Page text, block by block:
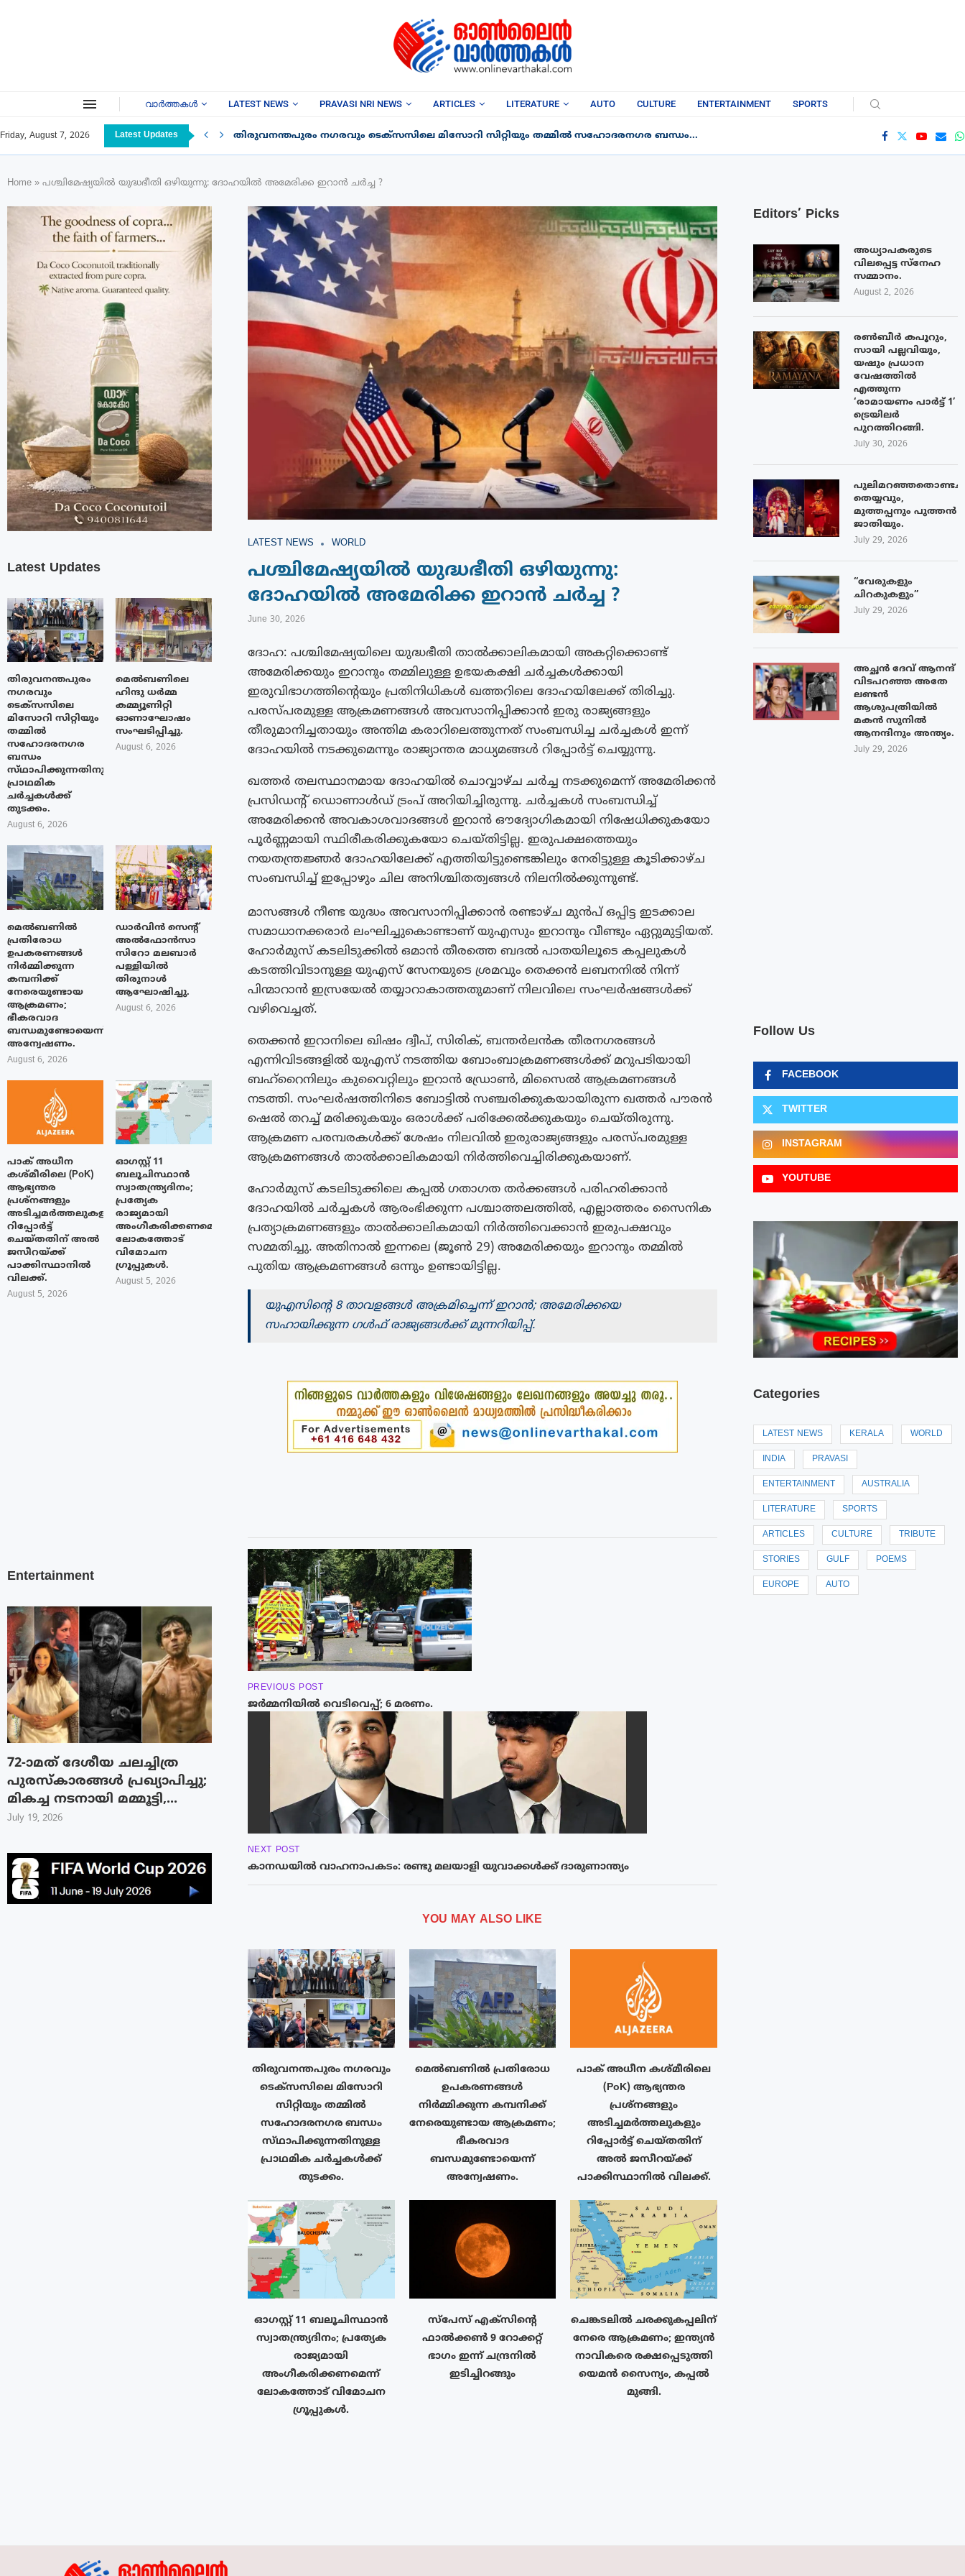
വാർത്തകൾ LATEST NEWS PRAVASI NRI NEWS ARTICLES LITERATURE AUTO CULTURE ENTERTAINMENT SPORTS
Friday, August 7, 2026 Latest Updates തിരുവനന്തപുരം നഗരവും ടെക്‌സസിലെ മിസോറി സിറ്റിയും തമ്മിൽ സഹോദരനഗര ബന്ധം...
Home » പശ്ചിമേഷ്യയിൽ യുദ്ധഭീതി ഒഴിയുന്നു: ദോഹയിൽ അമേരിക്ക ഇറാൻ ചർച്ച ?
LATEST NEWS WORLD
പശ്ചിമേഷ്യയിൽ യുദ്ധഭീതി ഒഴിയുന്നു:
ദോഹയിൽ അമേരിക്ക ഇറാൻ ചർച്ച ?
June 30, 2026
ദോഹ: പശ്ചിമേഷ്യയിലെ യുദ്ധഭീതി താൽക്കാലികമായി അകറ്റിക്കൊണ്ട്
അമേരിക്കയും ഇറാനും തമ്മിലുള്ള ഉഭയകക്ഷി ചർച്ചകൾക്കായി
ഇരുവിഭാഗത്തിന്റെയും പ്രതിനിധികൾ ഖത്തറിലെ ദോഹയിലേക്ക് തിരിച്ചു.
പരസ്‌പരമുള്ള ആക്രമണങ്ങൾ അവസാനിപ്പിക്കാൻ ഇരു രാജ്യങ്ങളും
തീരുമാനിച്ചതായും അന്തിമ കരാറിലെത്തുന്നത് സംബന്ധിച്ച ചർച്ചകൾ ഇന്ന്
ദോഹയിൽ നടക്കുമെന്നും രാജ്യാന്തര മാധ്യമങ്ങൾ റിപ്പോർട്ട് ചെയ്യുന്നു.
ഖത്തർ തലസ്ഥാനമായ ദോഹയിൽ ചൊവ്വാഴ്ച ചർച്ച നടക്കുമെന്ന് അമേരിക്കൻ
പ്രസിഡന്റ് ഡൊണാൾഡ് ട്രംപ് അറിയിച്ചിരുന്നു. ചർച്ചകൾ സംബന്ധിച്ച്
അമേരിക്കൻ അവകാശവാദങ്ങൾ ഇറാൻ ഔദ്യോഗികമായി നിഷേധിക്കുകയോ
പൂർണ്ണമായി സ്ഥിരീകരിക്കുകയോ ചെയ്തിട്ടില്ല. ഇരുപക്ഷത്തെയും
നയതന്ത്രജ്ഞർ ദോഹയിലേക്ക് എത്തിയിട്ടുണ്ടെങ്കിലും നേരിട്ടുള്ള കൂടിക്കാഴ്ച
സംബന്ധിച്ച് ഇപ്പോഴും ചില അനിശ്ചിതത്വങ്ങൾ നിലനിൽക്കുന്നുണ്ട്.
മാസങ്ങൾ നീണ്ട യുദ്ധം അവസാനിപ്പിക്കാൻ രണ്ടാഴ്‌ച മുൻപ് ഒപ്പിട്ട ഇടക്കാല
സമാധാനക്കരാർ ലംഘിച്ചുകൊണ്ടാണ് യുഎസും ഇറാനും വീണ്ടും ഏറ്റുമുട്ടിയത്.
ഹോർമുസ് കടലിടുക്കിൽ ഒമാൻ തീരത്തെ ബദൽ പാതയിലൂടെ കപ്പലുകൾ
കടത്തിവിടാനുള്ള യുഎസ് സേനയുടെ ശ്രമവും തെക്കൻ ലബനനിൽ നിന്ന്
പിന്മാറാൻ ഇസ്രയേൽ തയ്യാറാകാത്തതുമാണ് നിലവിലെ സംഘർഷങ്ങൾക്ക്
വഴിവെച്ചത്.
തെക്കൻ ഇറാനിലെ ഖിഷം ദ്വീപ്, സിരിക്, ബന്തർലൻക തീരനഗരങ്ങൾ
എന്നിവിടങ്ങളിൽ യുഎസ് നടത്തിയ ബോംബാക്രമണങ്ങൾക്ക് മറുപടിയായി
ബഹ്റൈനിലും കുവൈറ്റിലും ഇറാൻ ഡ്രോൺ, മിസൈൽ ആക്രമണങ്ങൾ
നടത്തി. സംഘർഷത്തിനിടെ ബോട്ടിൽ സഞ്ചരിക്കുകയായിരുന്ന ഖത്തർ പൗരൻ
ഷെൽ തറച്ച് മരിക്കുകയും ഒരാൾക്ക് പരിക്കേൽക്കുകയും ചെയ്‌തിരുന്നു.
ആക്രമണ പരമ്പരകൾക്ക് ശേഷം നിലവിൽ ഇരുരാജ്യങ്ങളും പരസ്പരമുള്ള
ആക്രമണങ്ങൾ താൽക്കാലികമായി നിർത്തിവെച്ചിരിക്കുകയാണ്.
ഹോർമുസ് കടലിടുക്കിലെ കപ്പൽ ഗതാഗത തർക്കങ്ങൾ പരിഹരിക്കാൻ
ദോഹയിൽ ചർച്ചകൾ ആരംഭിക്കുന്ന പശ്ചാത്തലത്തിൽ, എല്ലാത്തരം സൈനിക
പ്രത്യാക്രമണങ്ങളും താൽക്കാലികമായി നിർത്തിവെക്കാൻ ഇരുപക്ഷവും
സമ്മതിച്ചു. അതിനാൽ ഇന്നലെ (ജൂൺ 29) അമേരിക്കയും ഇറാനും തമ്മിൽ
പുതിയ ആക്രമണങ്ങൾ ഒന്നും ഉണ്ടായിട്ടില്ല.
യുഎസിന്റെ 8 താവളങ്ങൾ അക്രമിച്ചെന്ന് ഇറാൻ; അമേരിക്കയെ
സഹായിക്കുന്ന ഗൾഫ് രാജ്യങ്ങൾക്ക് മുന്നറിയിപ്പ്.
PREVIOUS POST
ജർമ്മനിയിൽ വെടിവെപ്പ്; 6 മരണം.
NEXT POST
കാനഡയിൽ വാഹനാപകടം: രണ്ടു മലയാളി യുവാക്കൾക്ക് ദാരുണാന്ത്യം
YOU MAY ALSO LIKE
തിരുവനന്തപുരം നഗരവും
ടെക്‌സസിലെ മിസോറി
സിറ്റിയും തമ്മിൽ
സഹോദരനഗര ബന്ധം
സ്‌ഥാപിക്കുന്നതിനുള്ള
പ്രാഥമിക ചർച്ചകൾക്ക്
തുടക്കം.
മെൽബണിൽ പ്രതിരോധ
ഉപകരണങ്ങൾ
നിർമ്മിക്കുന്ന കമ്പനിക്ക്
നേരെയുണ്ടായ ആക്രമണം;
ഭീകരവാദ
ബന്ധമുണ്ടോയെന്ന്
അന്വേഷണം.
പാക് അധീന കശ്മീരിലെ
(PoK) ആഭ്യന്തര
പ്രശ്നങ്ങളും
അടിച്ചമർത്തലുകളും
റിപ്പോർട്ട് ചെയ്തതിന്
അൽ ജസീറയ്‌ക്ക്
പാക്കിസ്ഥാനിൽ വിലക്ക്.
ഓഗസ്റ്റ് 11 ബലൂചിസ്ഥാൻ
സ്വാതന്ത്ര്യദിനം; പ്രത്യേക
രാജ്യമായി
അംഗീകരിക്കണമെന്ന്
ലോകത്തോട് വിമോചന
ഗ്രൂപ്പുകൾ.
സ്‌പേസ് എക്‌സിൻ്റെ
ഫാൽക്കൺ 9 റോക്കറ്റ്
ഭാഗം ഇന്ന് ചന്ദ്രനിൽ
ഇടിച്ചിറങ്ങും
ചെങ്കടലിൽ ചരക്കുകപ്പലിന്
നേരെ ആക്രമണം; ഇന്ത്യൻ
നാവികരെ രക്ഷപ്പെടുത്തി
യെമൻ സൈന്യം, കപ്പൽ
മുങ്ങി.
Editors’ Picks
അധ്യാപകരുടെ
വിലപ്പെട്ട സ്നേഹ
സമ്മാനം.
August 2, 2026
രൺബീർ കപൂറും,
സായി പല്ലവിയും,
യഷും പ്രധാന
വേഷത്തിൽ
എത്തുന്ന
‘രാമായണം പാർട്ട് 1’
ട്രെയിലർ
പുറത്തിറങ്ങി.
July 30, 2026
തെയ്യവും,
മുത്തപ്പനും പുത്തൻ
ജാതിയും.
July 29, 2026
“വേരുകളും
ചിറകുകളും”
July 29, 2026
അച്ഛൻ ദേവ് ആനന്ദ്
വിടപറഞ്ഞ അതേ
ലണ്ടൻ
ആശുപത്രിയിൽ
മകൻ സുനിൽ
ആനന്ദിനും അന്ത്യം.
July 29, 2026
Follow Us
FACEBOOK
TWITTER
INSTAGRAM
YOUTUBE
Categories
LATEST NEWS KERALA WORLD
INDIA PRAVASI
ENTERTAINMENT AUSTRALIA
LITERATURE SPORTS
ARTICLES CULTURE TRIBUTE
STORIES GULF POEMS
EUROPE AUTO
Latest Updates
തിരുവനന്തപുരം
നഗരവും
ടെക്‌സസിലെ
മിസോറി സിറ്റിയും
തമ്മിൽ
സഹോദരനഗര
ബന്ധം
സ്‌ഥാപിക്കുന്നതിനുള്ള
പ്രാഥമിക
ചർച്ചകൾക്ക്
തുടക്കം.
August 6, 2026
മെൽബണിലെ
ഹിന്ദു ധർമ്മ
കമ്മ്യൂണിറ്റി
ഓണാഘോഷം
സംഘടിപ്പിച്ചു.
August 6, 2026
മെൽബണിൽ
പ്രതിരോധ
ഉപകരണങ്ങൾ
നിർമ്മിക്കുന്ന
കമ്പനിക്ക്
നേരെയുണ്ടായ
ആക്രമണം;
ഭീകരവാദ
ബന്ധമുണ്ടോയെന്ന്
അന്വേഷണം.
August 6, 2026
ഡാർവിൻ സെന്റ്
അൽഫോൻസാ
സിറോ മലബാർ
പള്ളിയിൽ
തിരുനാൾ
ആഘോഷിച്ചു.
August 6, 2026
പാക് അധീന
കശ്മീരിലെ (PoK)
ആഭ്യന്തര
പ്രശ്നങ്ങളും
അടിച്ചമർത്തലുകളും
റിപ്പോർട്ട്
ചെയ്തതിന് അൽ
ജസീറയ്‌ക്ക്
പാക്കിസ്ഥാനിൽ
വിലക്ക്.
August 5, 2026
ഓഗസ്റ്റ് 11
ബലൂചിസ്ഥാൻ
സ്വാതന്ത്ര്യദിനം;
പ്രത്യേക
രാജ്യമായി
അംഗീകരിക്കണമെന്ന്
ലോകത്തോട്
വിമോചന
ഗ്രൂപ്പുകൾ.
August 5, 2026
Entertainment
72-ാമത് ദേശീയ ചലച്ചിത്ര
പുരസ്‌കാരങ്ങള്‍ പ്രഖ്യാപിച്ചു;
മികച്ച നടനായി മമ്മൂട്ടി,...
July 19, 2026